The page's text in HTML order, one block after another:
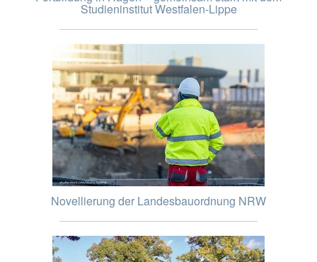
Studieninstitut Westfalen-Lippe
Novellierung der Landesbauordnung NRW